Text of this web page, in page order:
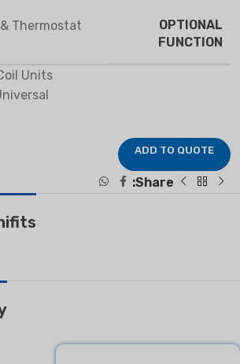
OPTIONAL
FUNCTION
Thermostat
Units
ADD TO QUOTE
Share: